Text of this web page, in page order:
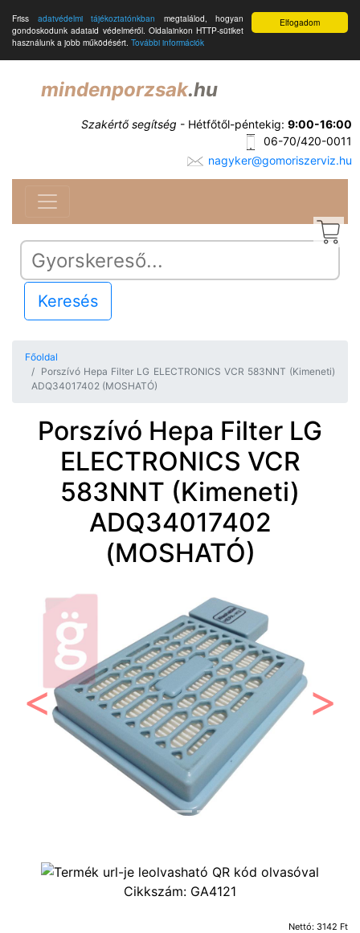
Elfogadom
Friss adatvédelmi tájékoztatónkban megtalálod, hogyan
gondoskodunk adataid védelméről. Oldalainkon HTTP-sütiket
használunk a jobb működésért. További információk
mindenporzsak.hu
Szakértő segítség - Hétfőtől-péntekig: 9:00-16:00
06-70/420-0011
nagyker@gomoriszerviz.hu
Keresés
Főoldal
Porszívó Hepa Filter LG ELECTRONICS VCR 583NNT (Kimeneti)
ADQ34017402 (MOSHATÓ)
Porszívó Hepa Filter LG
ELECTRONICS VCR
583NNT (Kimeneti)
ADQ34017402
(MOSHATÓ)
Előző
Cikkszám: GA4121
Nettó: 3142 Ft